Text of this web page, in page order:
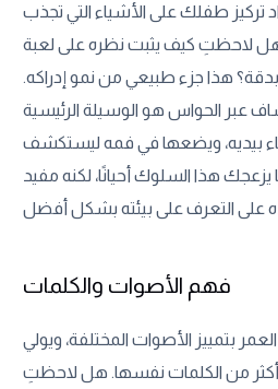
تركيز طفلك على الأشياء التي تجذب
لاحظتِ كيف يثبت نظره على لعبة
هذا جزء طبيعي من نمو إدراكه.
عبر الحواس هو الوسيلة الرئيسية
بيديه، ويضعها في فمه ليستكشف
يزعجك هذا السلوك أحيانًا، لكنه مفيد
فهم الأصوات والكلمات
بتمييز الأصوات المختلفة، ويولي
أكثر من الكلمات نفسها. هل لاحظتِ